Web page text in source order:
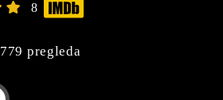
8
779 pregleda